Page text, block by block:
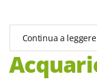
Continua a leggere